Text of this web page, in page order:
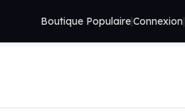
Boutique Populaire|Connexion|